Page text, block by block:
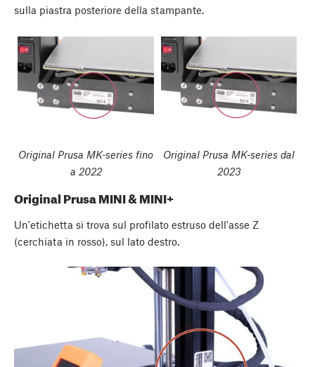
sulla piastra posteriore della stampante.
Original Prusa MK-series fino
a 2022
Original Prusa MK-series dal
2023
Original Prusa MINI & MINI+
Un'etichetta si trova sul profilato estruso dell'asse Z
(cerchiata in rosso), sul lato destro.